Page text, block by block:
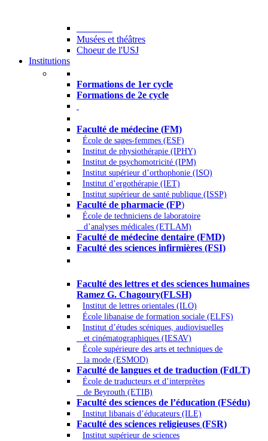
Musées et théâtres
Choeur de l'USJ
Institutions
Formations de 1er cycle
Formations de 2e cycle
Faculté de médecine (FM)
École de sages-femmes (ESF)
Institut de physiothérapie (IPHY)
Institut de psychomotricité (IPM)
Institut supérieur d’orthophonie (ISO)
Institut d’ergothérapie (IET)
Institut supérieur de santé publique (ISSP)
Faculté de pharmacie (FP)
École de techniciens de laboratoire
d’analyses médicales (ETLAM)
Faculté de médecine dentaire (FMD)
Faculté des sciences infirmières (FSI)
Faculté des lettres et des sciences humaines
Ramez G. Chagoury(FLSH)
Institut de lettres orientales (ILO)
École libanaise de formation sociale (ELFS)
Institut d’études scéniques, audiovisuelles
et cinématographiques (IESAV)
École supérieure des arts et techniques de
la mode (ESMOD)
Faculté de langues et de traduction (FdLT)
École de traducteurs et d’interprètes
de Beyrouth (ETIB)
Faculté des sciences de l’éducation (FSédu)
Institut libanais d’éducateurs (ILE)
Faculté des sciences religieuses (FSR)
Institut supérieur de sciences